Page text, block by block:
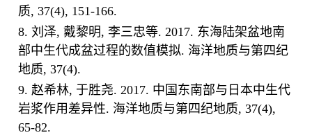
质, 37(4), 151-166.
8. 刘泽, 戴黎明, 李三忠等. 2017. 东海陆架盆地南
部中生代成盆过程的数值模拟. 海洋地质与第四纪
地质, 37(4).
9. 赵希林, 于胜尧. 2017. 中国东南部与日本中生代
岩浆作用差异性. 海洋地质与第四纪地质, 37(4),
65-82.